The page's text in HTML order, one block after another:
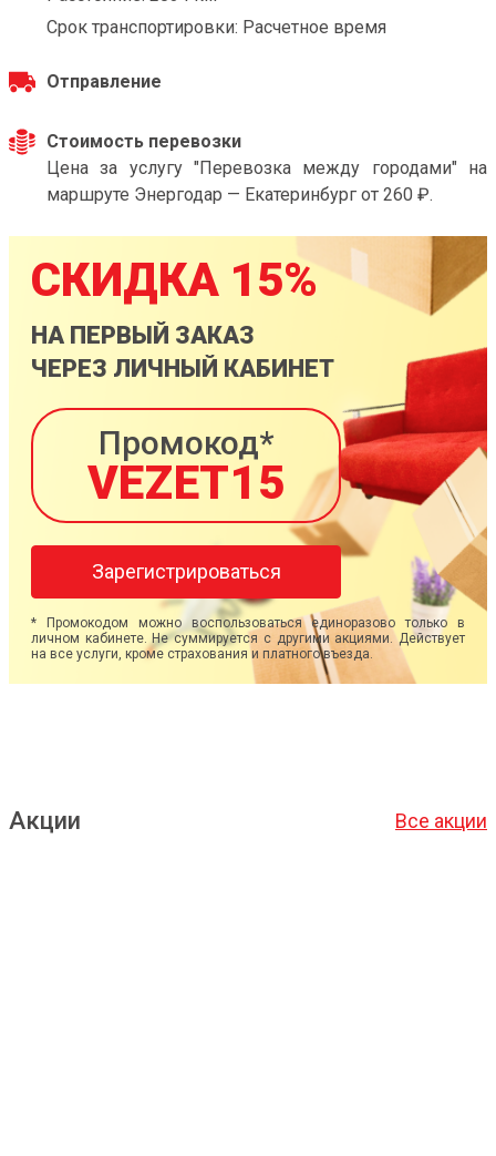
Срок транспортировки: Расчетное время
Отправление
Стоимость перевозки
Цена за услугу "Перевозка между городами" на
маршруте Энергодар — Екатеринбург от 260 ₽.
СКИДКА 15%
НА ПЕРВЫЙ ЗАКАЗ
ЧЕРЕЗ ЛИЧНЫЙ КАБИНЕТ
Промокод*
VEZET15
Зарегистрироваться
* Промокодом можно воспользоваться единоразово только в
личном кабинете. Не суммируется с другими акциями. Действует
на все услуги, кроме страхования и платного въезда.
Акции Все акции